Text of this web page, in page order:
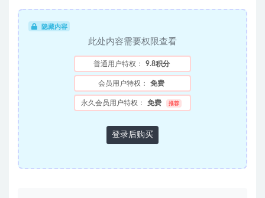
隐藏内容
此处内容需要权限查看
普通用户特权： 9.8积分
会员用户特权： 免费
永久会员用户特权： 免费 推荐
登录后购买